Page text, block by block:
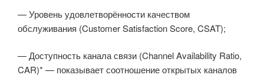
— Уровень удовлетворённости качеством
обслуживания (Customer Satisfaction Score, CSAT);
— Доступность канала связи (Channel Availability Ratio,
CAR)* — показывает соотношение открытых каналов